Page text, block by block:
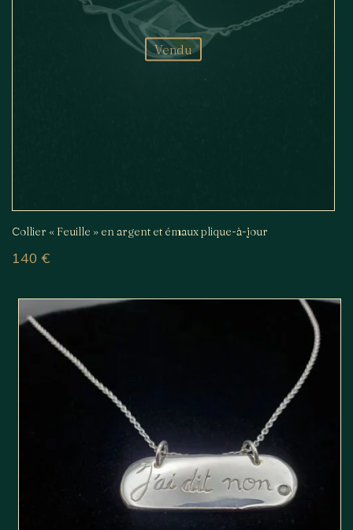
Vendu
Collier « Feuille » en argent et émaux plique-à-jour
140 €